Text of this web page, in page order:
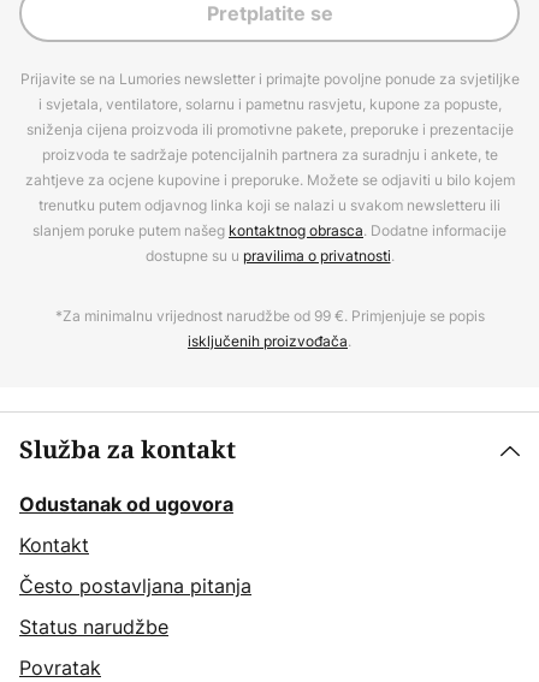
Pretplatite se
Prijavite se na Lumories newsletter i primajte povoljne ponude za svjetiljke
i svjetala, ventilatore, solarnu i pametnu rasvjetu, kupone za popuste,
sniženja cijena proizvoda ili promotivne pakete, preporuke i prezentacije
proizvoda te sadržaje potencijalnih partnera za suradnju i ankete, te
zahtjeve za ocjene kupovine i preporuke. Možete se odjaviti u bilo kojem
trenutku putem odjavnog linka koji se nalazi u svakom newsletteru ili
slanjem poruke putem našeg kontaktnog obrasca. Dodatne informacije
dostupne su u pravilima o privatnosti.
*Za minimalnu vrijednost narudžbe od 99 €. Primjenjuje se popis
isključenih proizvođača.
Služba za kontakt
Odustanak od ugovora
Kontakt
Često postavljana pitanja
Status narudžbe
Povratak